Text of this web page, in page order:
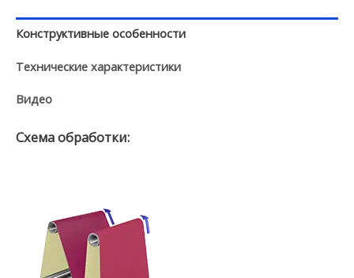
Конструктивные особенности
Технические характеристики
Видео
Схема обработки: